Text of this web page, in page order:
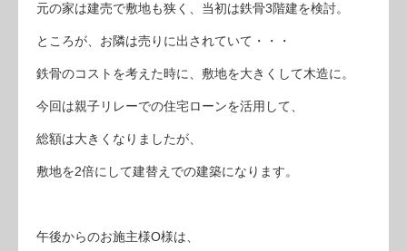
元の家は建売で敷地も狭く、当初は鉄骨3階建を検討。
ところが、お隣は売りに出されていて・・・
鉄骨のコストを考えた時に、敷地を大きくして木造に。
今回は親子リレーでの住宅ローンを活用して、
総額は大きくなりましたが、
敷地を2倍にして建替えでの建築になります。
午後からのお施主様O様は、